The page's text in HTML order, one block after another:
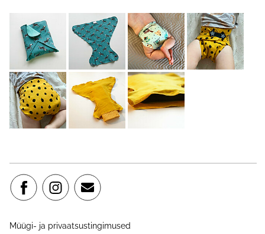
Müügi- ja privaatsustingimused